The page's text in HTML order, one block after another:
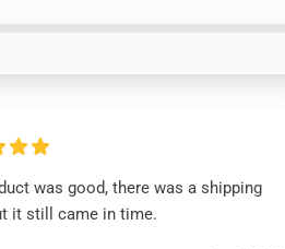
was good, there was a shipping
it still came in time.